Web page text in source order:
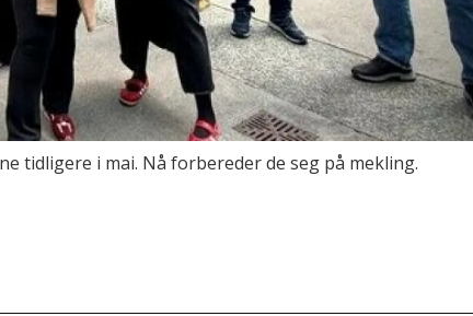
tidligere i mai. Nå forbereder de seg på mekling.